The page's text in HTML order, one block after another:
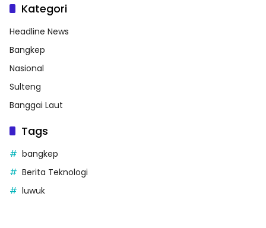
Kategori
Headline News
Bangkep
Nasional
Sulteng
Banggai Laut
Tags
bangkep
Berita Teknologi
luwuk